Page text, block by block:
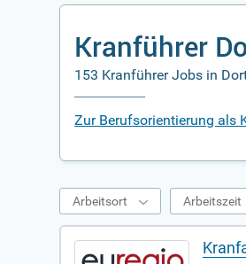
Kranführer
153 Kranführer Jobs in
Zur Berufsorientierung als
Arbeitsort Arbeitszeit